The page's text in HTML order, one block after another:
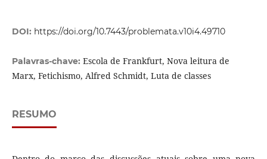
DOI: https://doi.org/10.7443/problemata.v10i4.49710
Palavras-chave: Escola de Frankfurt, Nova leitura de
Marx, Fetichismo, Alfred Schmidt, Luta de classes
RESUMO